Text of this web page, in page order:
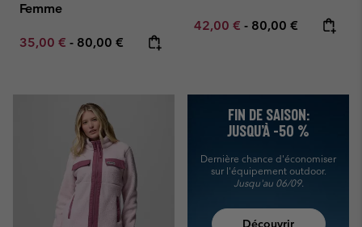
Femme
Minimum sale price:
35,00 € - Maximum price:
80,00 €
Minimum sale price:
42,00 € - Maximum price:
80,00 €
FIN DE SAISON:
JUSQU’À -50 %
Dernière chance d'économiser
sur l'équipement outdoor.
Jusqu'au 06/09.
Découvrir